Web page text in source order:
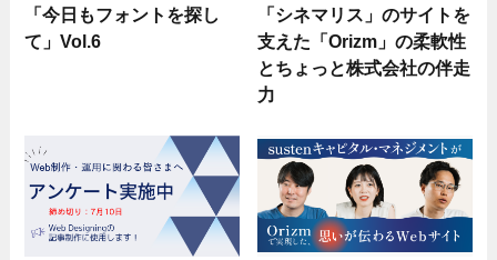
「今日もフォントを探し
て」Vol.6
「シネマリス」のサイトを
支えた「Orizm」の柔軟性
とちょっと株式会社の伴走
力